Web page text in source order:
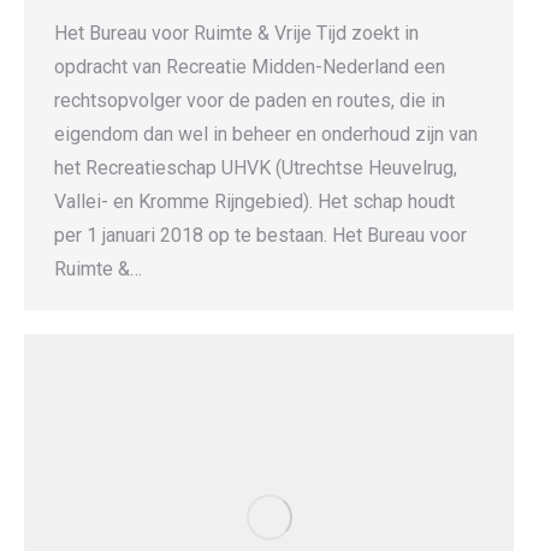
Het Bureau voor Ruimte & Vrije Tijd zoekt in
opdracht van Recreatie Midden-Nederland een
rechtsopvolger voor de paden en routes, die in
eigendom dan wel in beheer en onderhoud zijn van
het Recreatieschap UHVK (Utrechtse Heuvelrug,
Vallei- en Kromme Rijngebied). Het schap houdt
per 1 januari 2018 op te bestaan. Het Bureau voor
Ruimte &…